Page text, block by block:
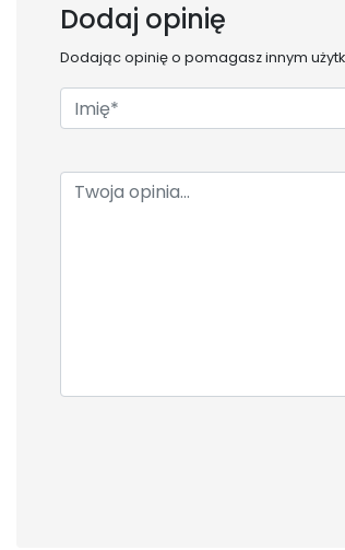
Dodaj opinię
Dodając opinię o pomagasz innym